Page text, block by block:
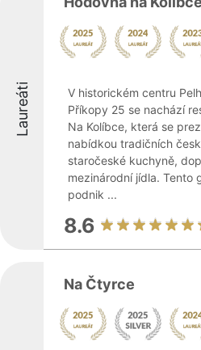
Laureáti
V historickém centru
Příkopy 25 se nachází
Na Kolíbce, která se
nabídkou tradičních
staročeské kuchyně,
mezinárodní jídla. Tento
podnik ...
8.6
Na Čtyrce